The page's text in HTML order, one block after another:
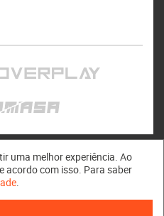
- 2026
uma melhor experiência. Ao
acordo com isso. Para saber
.